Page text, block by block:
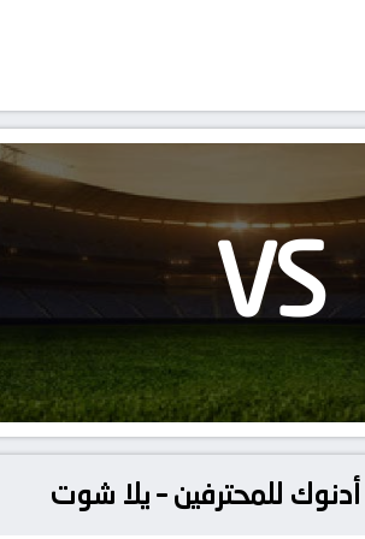
VS
للمحترفين – يلا شوت